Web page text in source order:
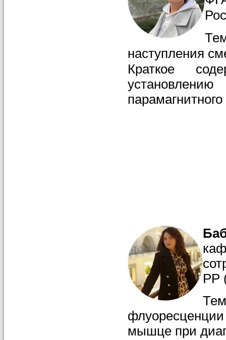
наступления
Краткое
РР
мышце при